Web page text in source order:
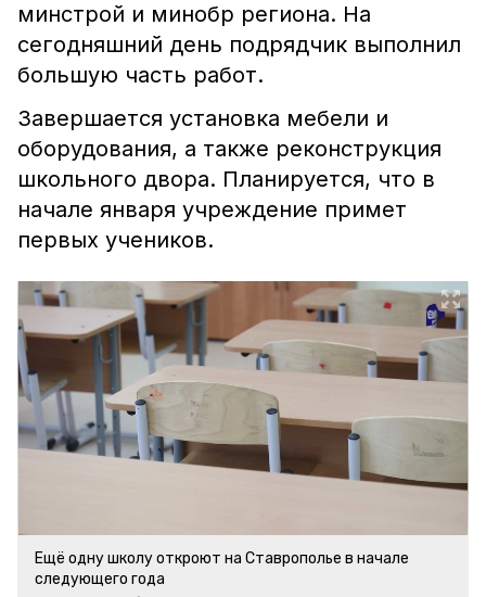
минстрой и минобр региона. На
сегодняшний день подрядчик выполнил
большую часть работ.
Завершается установка мебели и
оборудования, а также реконструкция
школьного двора. Планируется, что в
начале января учреждение примет
первых учеников.
Ещё одну школу откроют на Ставрополье в начале
следующего года